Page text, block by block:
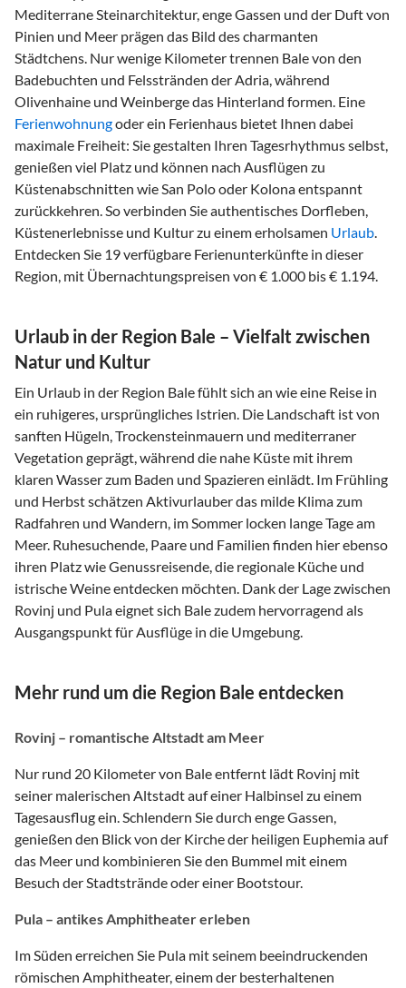
Mediterrane Steinarchitektur, enge Gassen und der Duft von
Pinien und Meer prägen das Bild des charmanten
Städtchens. Nur wenige Kilometer trennen Bale von den
Badebuchten und Felsstränden der Adria, während
Olivenhaine und Weinberge das Hinterland formen. Eine
Ferienwohnungoder ein Ferienhaus bietet Ihnen dabei
maximale Freiheit: Sie gestalten Ihren Tagesrhythmus selbst,
genießen viel Platz und können nach Ausflügen zu
Küstenabschnitten wie San Polo oder Kolona entspannt
zurückkehren. So verbinden Sie authentisches Dorfleben,
Küstenerlebnisse und Kultur zu einem erholsamen Urlaub
Entdecken Sie 19 verfügbare Ferienunterkünfte in dieser
Region, mit Übernachtungspreisen von € 1.000 bis € 1.194.
Urlaub in der Region Bale – Vielfalt zwischen
Natur und Kultur
Ein Urlaub in der Region Bale fühlt sich an wie eine Reise in
ein ruhigeres, ursprüngliches Istrien. Die Landschaft ist von
sanften Hügeln, Trockensteinmauern und mediterraner
Vegetation geprägt, während die nahe Küste mit ihrem
klaren Wasser zum Baden und Spazieren einlädt. Im Frühling
und Herbst schätzen Aktivurlauber das milde Klima zum
Radfahren und Wandern, im Sommer locken lange Tage am
Meer. Ruhesuchende, Paare und Familien finden hier ebenso
ihren Platz wie Genussreisende, die regionale Küche und
istrische Weine entdecken möchten. Dank der Lage zwischen
Rovinj und Pula eignet sich Bale zudem hervorragend als
Ausgangspunkt für Ausflüge in die Umgebung.
Mehr rund um die Region Bale entdecken
Rovinj – romantische Altstadt am Meer
Nur rund 20 Kilometer von Bale entfernt lädt Rovinj mit
seiner malerischen Altstadt auf einer Halbinsel zu einem
Tagesausflug ein. Schlendern Sie durch enge Gassen,
genießen den Blick von der Kirche der heiligen Euphemia auf
das Meer und kombinieren Sie den Bummel mit einem
Besuch der Stadtstrände oder einer Bootstour.
Pula – antikes Amphitheater erleben
Im Süden erreichen Sie Pula mit seinem beeindruckenden
römischen Amphitheater, einem der besterhaltenen